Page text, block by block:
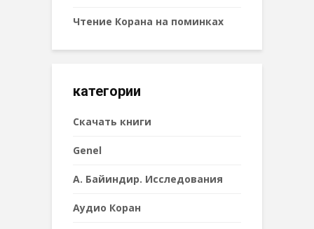
Чтение Корана на поминках
категории
Cкачать книги
Genel
А. Байиндир. Исследования
Аудио Коран